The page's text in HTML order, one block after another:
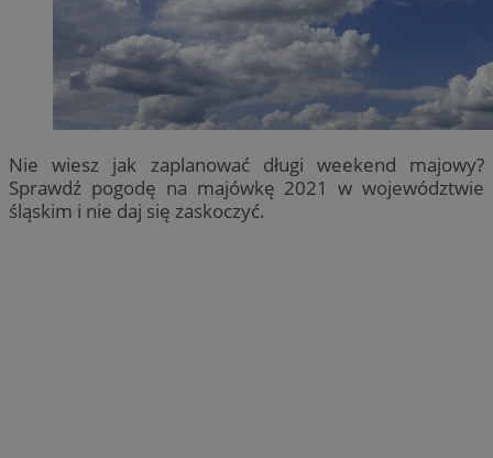
Nie wiesz jak zaplanować długi weekend majowy?
Sprawdź pogodę na majówkę 2021 w województwie
śląskim i nie daj się zaskoczyć.